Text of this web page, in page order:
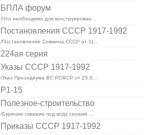
БПЛА форум
/Что необходимо для конструирован...
Постановления СССР 1917-1992
/Постановление Совмина СССР от 11...
224ая серия
Указы СССР 1917-1992
/Указ Президиума ВС РСФСР от 25.0...
Р1-15
Полезное-строительство
/Бурение скважин под воду силами ...
Приказы СССР 1917-1992